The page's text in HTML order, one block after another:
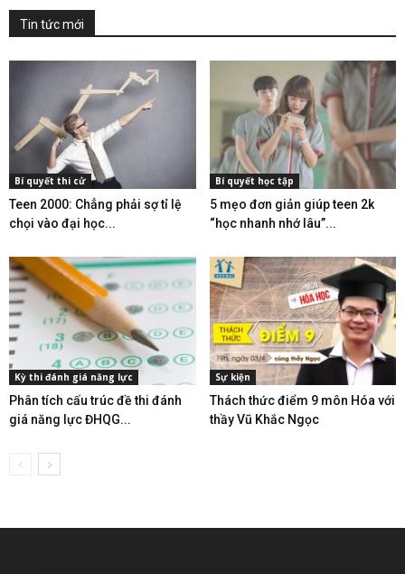
Tin tức mới
Bí quyết thi cử
Teen 2000: Chẳng phải sợ tỉ lệ
chọi vào đại học...
Bí quyết học tập
5 mẹo đơn giản giúp teen 2k
“học nhanh nhớ lâu”...
Kỳ thi đánh giá năng lực
Phân tích cấu trúc đề thi đánh
giá năng lực ĐHQG...
Sự kiện
Thách thức điểm 9 môn Hóa với
thầy Vũ Khắc Ngọc